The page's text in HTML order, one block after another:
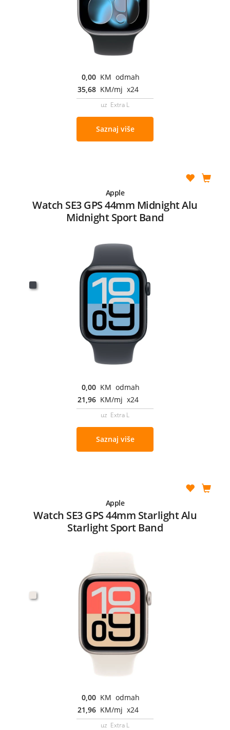
0,00 KM odmah
35,68 KM/mj x24
uz Extra L
Saznaj više
Apple
Watch SE3 GPS 44mm Midnight Alu
Midnight Sport Band
0,00 KM odmah
21,96 KM/mj x24
uz Extra L
Saznaj više
Apple
Watch SE3 GPS 44mm Starlight Alu
Starlight Sport Band
0,00 KM odmah
21,96 KM/mj x24
uz Extra L